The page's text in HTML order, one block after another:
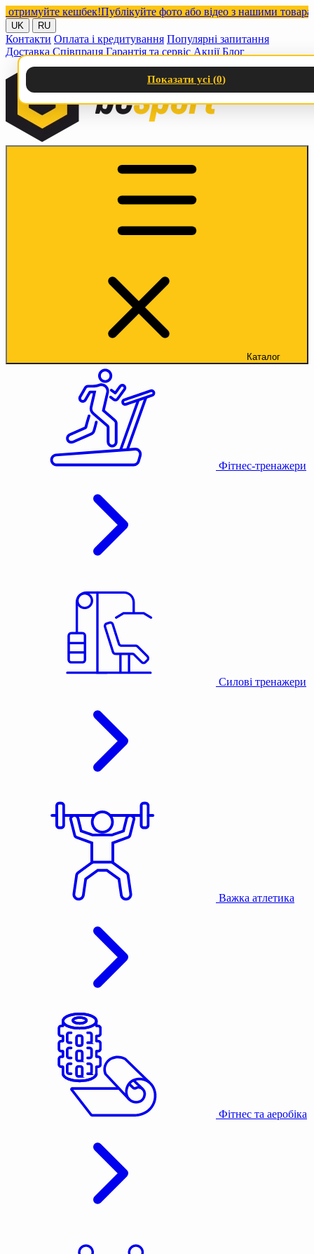
кешбек!Публікуйте фото або відео з нашими товарами
UK RU
Контакти Оплата і кредитування Популярні запитання
Доставка Співпраця Гарантія та сервіс Акції Блог
Каталог
Фітнес-тренажери
Силові тренажери
Важка атлетика
Фітнес та аеробіка
Показати усі (0)